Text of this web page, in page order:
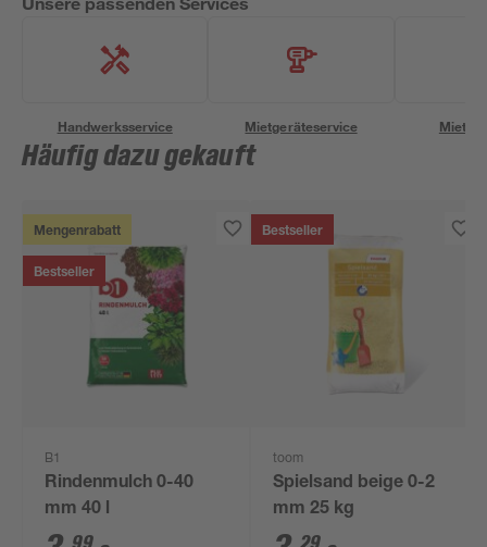
Handwerksservice Mietgeräteservice
Häufig dazu gekauft
Mengenrabatt
Bestseller
B1
Rindenmulch 0-40
mm 40 l
Bestseller
toom
Spielsand beige 0-2
mm 25 kg